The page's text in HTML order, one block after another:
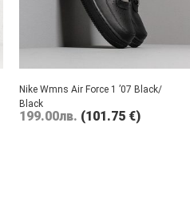
Nike Wmns Air Force 1 ’07 Black/
Black
199.00лв. (101.75 €)